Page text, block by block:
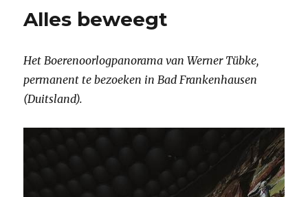
Alles beweegt
Het Boerenoorlogpanorama van Werner Tübke,
permanent te bezoeken in Bad Frankenhausen
(Duitsland).